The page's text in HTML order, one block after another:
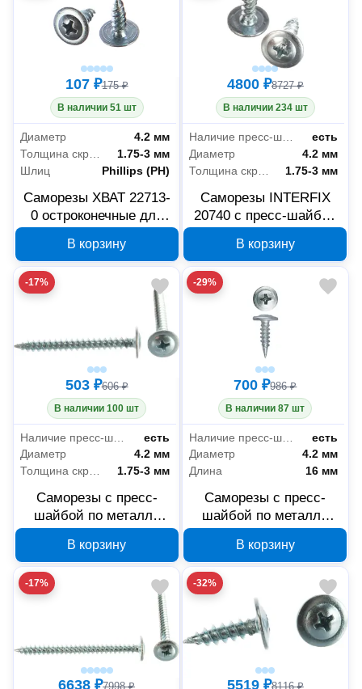
107 ₽175 ₽
В наличии 51 шт
Диаметр
4.2 мм
1.75-3 мм
Шлиц
Phillips (PH)
Саморезы ХВАТ 22713-
0 остроконечные для
13 мм, 100 шт
В корзину
4800 ₽8727 ₽
В наличии 234 шт
Наличие пресс-шайбы
есть
Диаметр
4.2 мм
Толщина скрепляемых материалов
1.75-3 мм
Саморезы INTERFIX
20740 с пресс-шайбой
В корзину
-17%
503 ₽606 ₽
В наличии 100 шт
есть
Диаметр
4.2 мм
Толщина скрепляемых материалов
1.75-3 мм
Саморезы с пресс-
шайбой по металлу
4.2x41 мм
В корзину
-29%
700 ₽986 ₽
В наличии 87 шт
Наличие пресс-шайбы
есть
Диаметр
4.2 мм
Длина
16 мм
Саморезы с пресс-
шайбой по металлу
4.2x16 мм
В корзину
-17%
6638 ₽7998 ₽
-32%
5519 ₽8116 ₽